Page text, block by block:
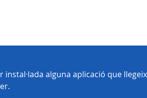
alguna aplicació que